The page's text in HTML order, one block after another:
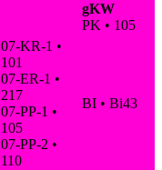
gKW
PK • 105
07-KR-1 •
101
07-ER-1 •
217
07-PP-1 •
105
07-PP-2 •
110
BI • Bi43